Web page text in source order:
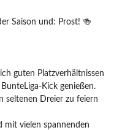
Saison und: Prost! 🍻
guten Platzverhältnissen
Kick genießen.
seltenen Dreier zu feiern
mit vielen spannenden